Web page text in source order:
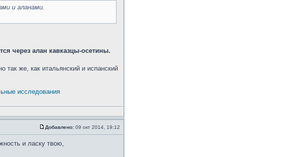
и аланами.
через алан кавказцы-осетины.
так же, как итальянский и испанский
исследования
Добавлено: 09 окт 2014, 19:12
и ласку твою,